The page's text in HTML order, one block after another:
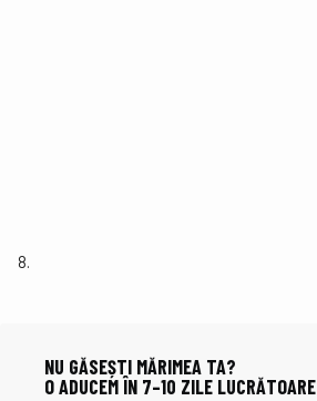
NU GĂSEȘTI MĂRIMEA TA?
O ADUCEM ÎN 7–10 ZILE LUCRĂTOARE